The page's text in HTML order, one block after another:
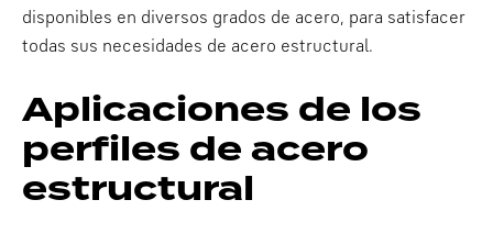
disponibles en diversos grados de acero, para satisfacer
todas sus necesidades de acero estructural.
Aplicaciones de los
perfiles de acero
estructural